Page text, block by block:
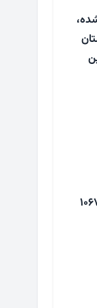
کتابت شده،
تاریخ‌دار این کتابخانه نیز به شمار می‌آید، متعلق به سال ۱۰۶۷